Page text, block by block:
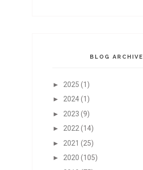
BLOG ARCHIVE
► 2025 (1)
► 2024(1)
► 2023 (9)
► 2022 (14)
► 2021 (25)
► 2020 (105)